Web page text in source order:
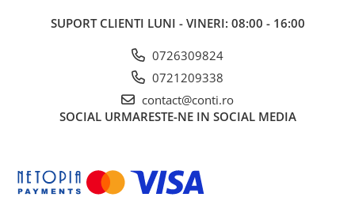
Maiuri compactoare
Placi compactoare reversibile
Cilindri vibrocompactori
Accesorii compactoare
Betoniere si Malaxoare
Malaxoare
Accesorii betoniere
SUPORT CLIENTI LUNI - VINERI: 08:00 - 16:00
0726309824
0721209338
contact@conti.ro
SOCIAL URMARESTE-NE IN SOCIAL MEDIA